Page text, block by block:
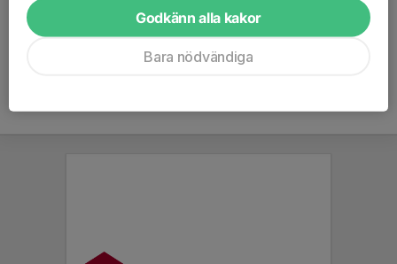
Ålder
12 år
Godkänn alla kakor
Bara nödvändiga